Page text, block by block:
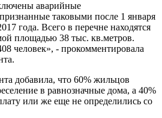
аварийные
таковыми после 1 января
года. Всего в перечне находятся
площадью 38 тыс. кв.метров.
человек», - прокомментировала
добавила, что 60% жильцов
в равнозначные дома, а 40%
или же еще не определились со